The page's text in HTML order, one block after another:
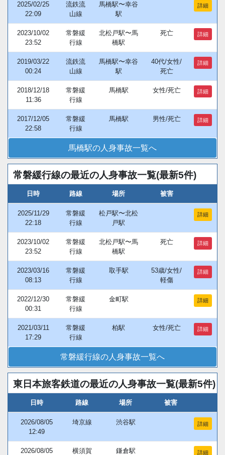
2025/02/25
22:09
流鉄流
山線
馬橋駅〜幸谷
駅
詳細
2023/10/02
23:52
常磐緩
行線
北松戸駅〜馬
橋駅
死亡 詳細
2019/03/22
00:24
流鉄流
山線
馬橋駅〜幸谷
駅
40代/女性/
死亡
詳細
2018/12/18
11:36
常磐緩
行線
馬橋駅 女性/死亡 詳細
2017/12/05
22:58
常磐緩
行線
馬橋駅 男性/死亡 詳細
馬橋駅の人身事故一覧へ
常磐緩行線の最近の人身事故一覧(最新5件)
日時 路線 場所 被害
2025/11/29
22:18
常磐緩
行線
松戸駅〜北松
戸駅
詳細
2023/10/02
23:52
常磐緩
行線
北松戸駅〜馬
橋駅
死亡 詳細
2023/03/16
08:13
常磐緩
行線
取手駅
53歳/女性/
軽傷
詳細
2022/12/30
00:31
常磐緩
行線
金町駅 詳細
2021/03/11
17:29
常磐緩
行線
柏駅 女性/死亡 詳細
常磐緩行線の人身事故一覧へ
東日本旅客鉄道の最近の人身事故一覧(最新5件)
日時 路線 場所 被害
2026/08/05
12:49
埼京線 渋谷駅 詳細
2026/08/05 横須賀 鎌倉駅 詳細